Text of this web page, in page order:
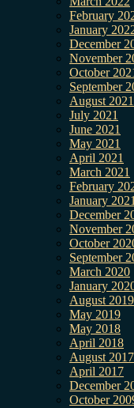
February
January
December
November
October
September
August 2021
July 2021
June 2021
May 2021
April 2021
March 2021
February
January 2021
December
November
October
September
March 2020
January
August 2019
May 2019
May 2018
April 2018
August 2017
April 2017
December
October